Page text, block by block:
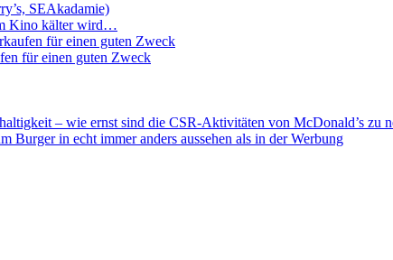
SEAkadamie)
Kino kälter wird…
für einen guten Zweck
für einen guten Zweck
– wie ernst sind die CSR-Aktivitäten von McDonald’s zu
Burger in echt immer anders aussehen als in der Werbung